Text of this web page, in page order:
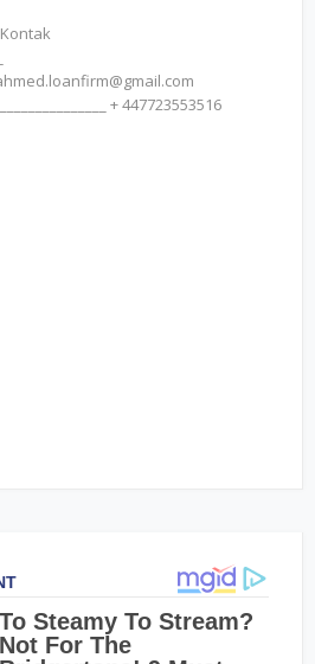
+ 447723553516